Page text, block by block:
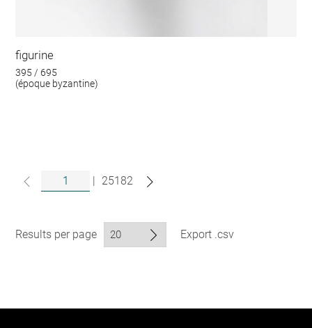
figurine
395 / 695
(époque byzantine)
| 25182
Results per page Export .csv